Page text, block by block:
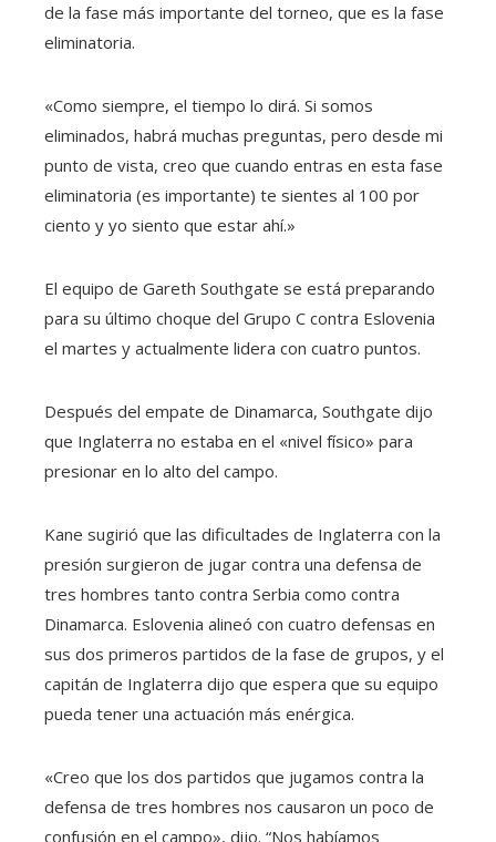
de la fase más importante del torneo, que es la fase
eliminatoria.
«Como siempre, el tiempo lo dirá. Si somos
eliminados, habrá muchas preguntas, pero desde mi
punto de vista, creo que cuando entras en esta fase
eliminatoria (es importante) te sientes al 100 por
ciento y yo siento que estar ahí.»
El equipo de Gareth Southgate se está preparando
para su último choque del Grupo C contra Eslovenia
el martes y actualmente lidera con cuatro puntos.
Después del empate de Dinamarca, Southgate dijo
que Inglaterra no estaba en el «nivel físico» para
presionar en lo alto del campo.
Kane sugirió que las dificultades de Inglaterra con la
presión surgieron de jugar contra una defensa de
tres hombres tanto contra Serbia como contra
Dinamarca. Eslovenia alineó con cuatro defensas en
sus dos primeros partidos de la fase de grupos, y el
capitán de Inglaterra dijo que espera que su equipo
pueda tener una actuación más enérgica.
«Creo que los dos partidos que jugamos contra la
defensa de tres hombres nos causaron un poco de
confusión en el campo», dijo. “Nos habíamos